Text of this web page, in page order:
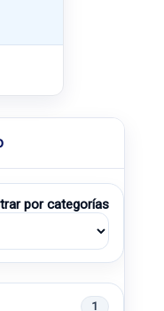
por categorías
1